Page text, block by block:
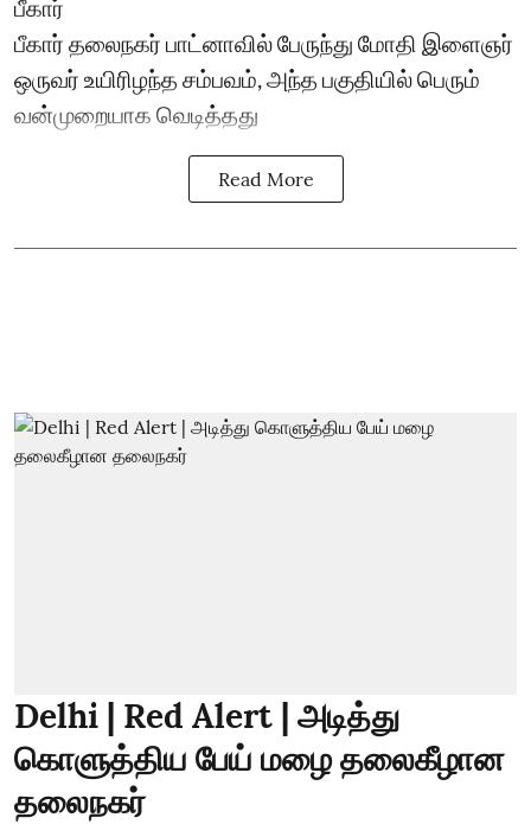
பீகார்
பீகார் தலைநகர் பாட்னாவில் பேருந்து மோதி இளைஞர்
ஒருவர் உயிரிழந்த சம்பவம், அந்த பகுதியில் பெரும்
வன்முறையாக வெடித்தது
Read More
Delhi | Red Alert | அடித்து
கொளுத்திய பேய் மழை தலைகீழான
தலைநகர்